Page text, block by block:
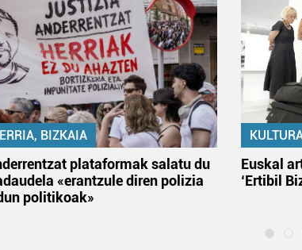
BIZKAIA
plataformak salatu du
«erantzule diren polizia
politikoak»
Euskal
‘Ertibil